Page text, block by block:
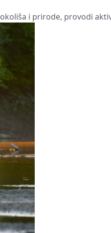
i prirode, provodi